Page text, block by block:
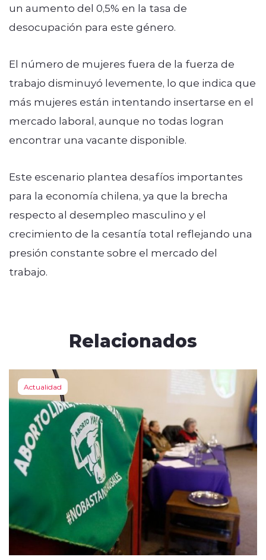
un aumento del 0,5% en la tasa de
desocupación para este género.
El número de mujeres fuera de la fuerza de
trabajo disminuyó levemente, lo que indica que
más mujeres están intentando insertarse en el
mercado laboral, aunque no todas logran
encontrar una vacante disponible.
Este escenario plantea desafíos importantes
para la economía chilena, ya que la brecha
respecto al desempleo masculino y el
crecimiento de la cesantía total reflejando una
presión constante sobre el mercado del
trabajo.
Relacionados
Actualidad